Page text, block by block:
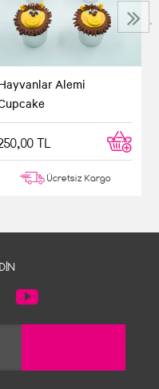
Alemi
TL
Ücretsiz Kargo
›